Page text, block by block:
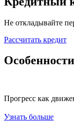
Не откладывайте
Рассчитать кредит
Особенности
Прогресс как
Узнать больше